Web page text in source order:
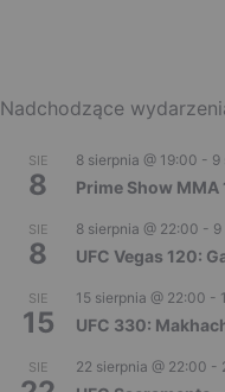
Nadchodzące
SIE
8
8 sierpnia @ 19:00 - 9
Prime Show MMA
SIE
8
8 sierpnia @ 22:00 - 9
UFC Vegas 120:
SIE
15
15 sierpnia @ 22:00 -
UFC 330:
SIE 22 sierpnia @ 22:00 -